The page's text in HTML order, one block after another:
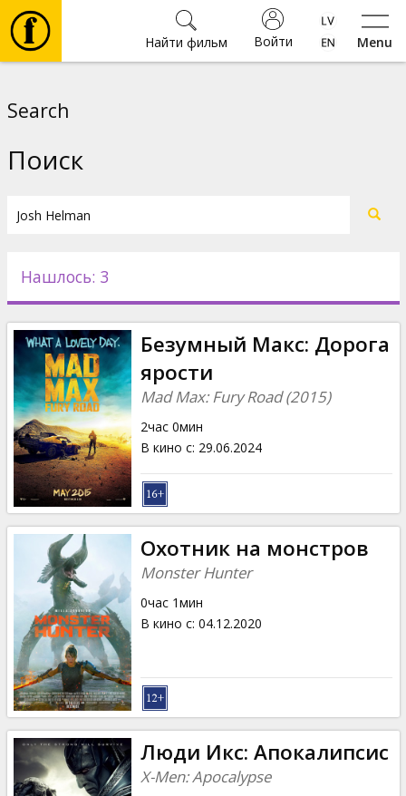
Menu
Войти
Найти фильм
Новости
Подарки
Кинозакуски
B2B
Клуб
Search
Поиск
Нашлось: 3
Безумный Макс: Дорога
ярости
Mad Max: Fury Road (2015)
2час 0мин
В кино с: 29.06.2024
Охотник на монстров
Monster Hunter
0час 1мин
В кино с: 04.12.2020
Люди Икс: Апокалипсис
X-Men: Apocalypse